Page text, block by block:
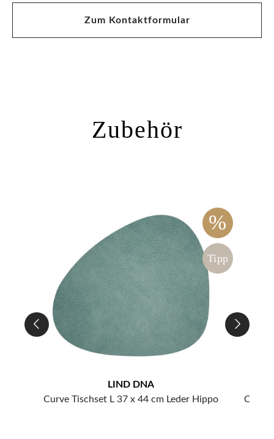
Zum Kontaktformular
Zubehör
%
Tipp
LIND DNA
Curve Tischset L 37 x 44 cm Leder Hippo
Curve